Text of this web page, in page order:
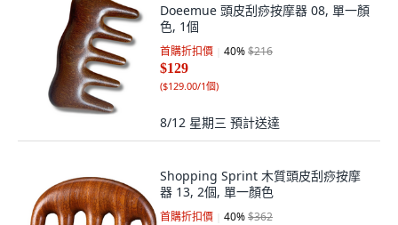
Doeemue 頭皮刮痧按摩器 08, 單一顏
色, 1個
首購折扣價 40%$216
$129
($129.00/1個)
8/12 星期三 預計送達
Shopping Sprint 木質頭皮刮痧按摩
器 13, 2個, 單一顏色
首購折扣價 40%$362